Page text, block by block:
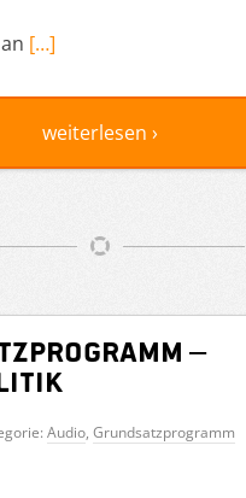
[…]
weiterlesen ›
–
Audio, Grundsatzprogramm